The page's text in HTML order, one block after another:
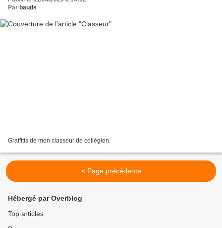
Par bauds
Graffitis de mon classeur de collégien.
< Page précédente
Hébergé par Overblog
Top articles